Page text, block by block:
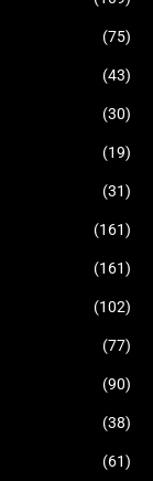
(75)
(43)
(30)
(19)
(31)
(161)
(161)
(102)
(77)
(90)
(38)
(61)